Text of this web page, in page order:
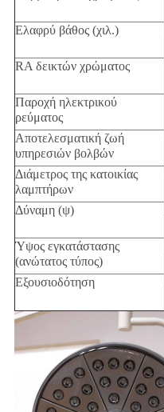
Ελαφρύ βάθος (χιλ.)
RA δεικτών χρώματος
Παροχή ηλεκτρικού
ρεύματος
Αποτελεσματική ζωή
υπηρεσιών βολβών
Διάμετρος της κατοικίας
λαμπτήρων
Δύναμη (ψ)
Ύψος εγκατάστασης
(ανώτατος τύπος)
Εξουσιοδότηση